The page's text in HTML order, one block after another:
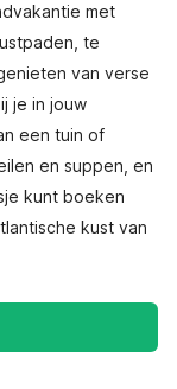
met
te
van verse
je in jouw
een tuin of
en suppen, en
kunt boeken
kust van